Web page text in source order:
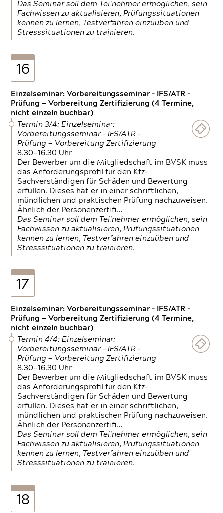
Das Seminar soll dem Teilnehmer ermöglichen, sein
Fachwissen zu aktualisieren, Prüfungssituationen
kennen zu lernen, Testverfahren einzuüben und
Stresssituationen zu trainieren.
16
Einzelseminar: Vorbereitungsseminar - IFS/ATR -
Prüfung — Vorbereitung Zertifizierung (4 Termine,
nicht einzeln buchbar)
Termin 3/4: Einzelseminar:
Vorbereitungsseminar - IFS/ATR -
Prüfung — Vorbereitung Zertifizierung
8.30—16.30 Uhr
Der Bewerber um die Mitgliedschaft im BVSK muss
das Anforderungsprofil für den Kfz-
Sachverständigen für Schäden und Bewertung
erfüllen. Dieses hat er in einer schriftlichen,
mündlichen und praktischen Prüfung nachzuweisen.
Ähnlich der Personenzertifi…
Das Seminar soll dem Teilnehmer ermöglichen, sein
Fachwissen zu aktualisieren, Prüfungssituationen
kennen zu lernen, Testverfahren einzuüben und
Stresssituationen zu trainieren.
17
Einzelseminar: Vorbereitungsseminar - IFS/ATR -
Prüfung — Vorbereitung Zertifizierung (4 Termine,
nicht einzeln buchbar)
Termin 4/4: Einzelseminar:
Vorbereitungsseminar - IFS/ATR -
Prüfung — Vorbereitung Zertifizierung
8.30—16.30 Uhr
Der Bewerber um die Mitgliedschaft im BVSK muss
das Anforderungsprofil für den Kfz-
Sachverständigen für Schäden und Bewertung
erfüllen. Dieses hat er in einer schriftlichen,
mündlichen und praktischen Prüfung nachzuweisen.
Ähnlich der Personenzertifi…
Das Seminar soll dem Teilnehmer ermöglichen, sein
Fachwissen zu aktualisieren, Prüfungssituationen
kennen zu lernen, Testverfahren einzuüben und
Stresssituationen zu trainieren.
18